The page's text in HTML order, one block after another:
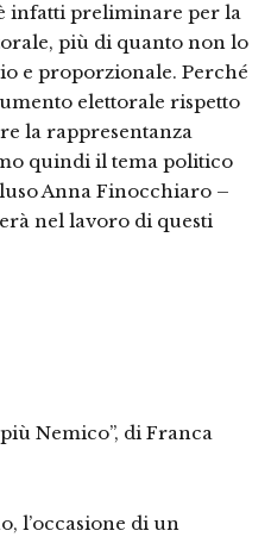
infatti preliminare per la
più di quanto non lo
e proporzionale. Perché
elettorale rispetto
la rappresentanza
quindi il tema politico
Anna Finocchiaro –
nel lavoro di questi
Nemico”, di Franca
l’occasione di un